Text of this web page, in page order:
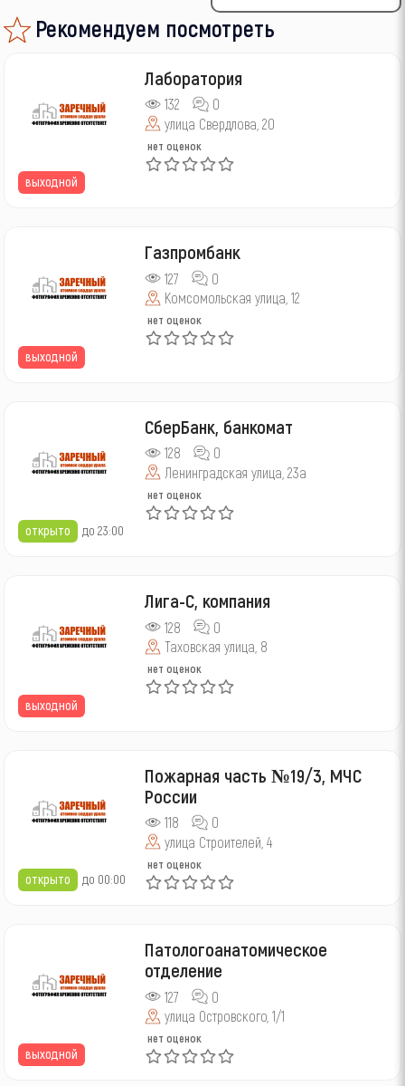
Рекомендуем посмотреть
выходной
Лаборатория
132
0
улица Свердлова, 20
нет оценок
выходной
Газпромбанк
127
0
Комсомольская улица, 12
нет оценок
открыто до 23:00
СберБанк, банкомат
128
0
Ленинградская улица, 23а
нет оценок
выходной
Лига-С, компания
128
0
Таховская улица, 8
нет оценок
открыто до 00:00
Пожарная часть №19/3, МЧС
России
118
0
улица Строителей, 4
нет оценок
выходной
Патологоанатомическое
отделение
127
0
улица Островского, 1/1
нет оценок